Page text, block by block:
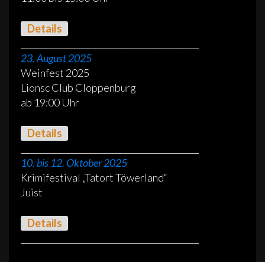
Details
23. August 2025
Weinfest 2025
Lionsc Club Cloppenburg
ab 19:00 Uhr
Details
10. bis 12. Oktober 2025
Krimifestival „Tatort Töwerland“
Juist
Details